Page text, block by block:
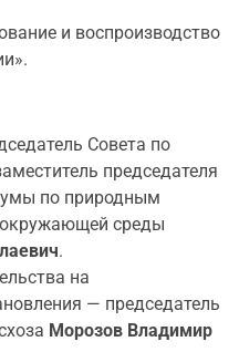
и воспроизводство
Совета по
председателя
по природным
окружающей среды
.
на
— председатель
Морозов Владимир